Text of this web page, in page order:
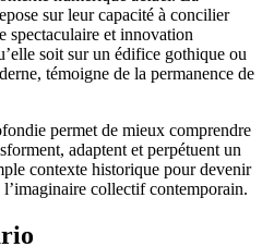
sur leur capacité à concilier
spectaculaire et innovation
soit sur un édifice gothique ou
témoigne de la permanence de
permet de mieux comprendre
adaptent et perpétuent un
contexte historique pour devenir
l’imaginaire collectif contemporain.